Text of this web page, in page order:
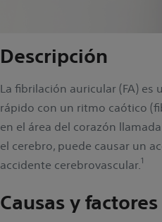
Descripción
La fibrilación auricular (FA)
rápido con un ritmo caótico
en el área del corazón
el cerebro, puede causar un
accidente cerebrovascular.1
Causas y